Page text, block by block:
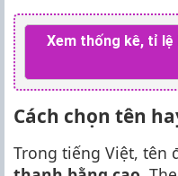
Xem thống kê, tỉ lệ
Cách chọn tên
Trong tiếng Việt, tên